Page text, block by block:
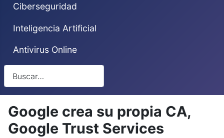
Ciberseguridad
Inteligencia Artificial
Antivirus Online
Google crea su propia CA,
Google Trust Services